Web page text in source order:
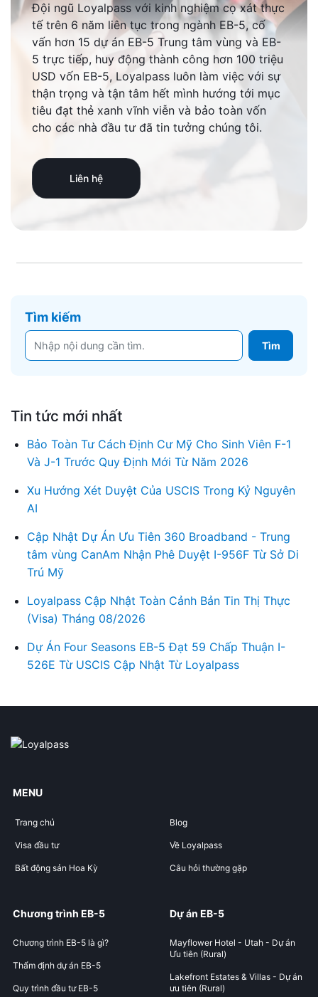
Đội ngũ Loyalpass với kinh nghiệm cọ xát thực
tế trên 6 năm liên tục trong ngành EB-5, cố
vấn hơn 15 dự án EB-5 Trung tâm vùng và EB-
5 trực tiếp, huy động thành công hơn 100 triệu
USD vốn EB-5, Loyalpass luôn làm việc với sự
thận trọng và tận tâm hết mình hướng tới mục
tiêu đạt thẻ xanh vĩnh viễn và bảo toàn vốn
cho các nhà đầu tư đã tin tưởng chúng tôi.
Liên hệ
Tìm kiếm
Tin tức mới nhất
Bảo Toàn Tư Cách Định Cư Mỹ Cho Sinh Viên F-1
Và J-1 Trước Quy Định Mới Từ Năm 2026
Xu Hướng Xét Duyệt Của USCIS Trong Kỷ Nguyên
AI
Cập Nhật Dự Án Ưu Tiên 360 Broadband - Trung
tâm vùng CanAm Nhận Phê Duyệt I-956F Từ Sở Di
Trú Mỹ
Loyalpass Cập Nhật Toàn Cảnh Bản Tin Thị Thực
(Visa) Tháng 08/2026
Dự Án Four Seasons EB-5 Đạt 59 Chấp Thuận I-
526E Từ USCIS Cập Nhật Từ Loyalpass
MENU
Trang chủ
Visa đầu tư
Bất động sản Hoa Kỳ
Blog
Về Loyalpass
Câu hỏi thường gặp
Chương trình EB-5
Chương trình EB-5 là gì?
Thẩm định dự án EB-5
Quy trình đầu tư EB-5
Dự án EB-5
Mayflower Hotel - Utah - Dự án
Ưu tiên (Rural)
Lakefront Estates & Villas - Dự án
ưu tiên (Rural)